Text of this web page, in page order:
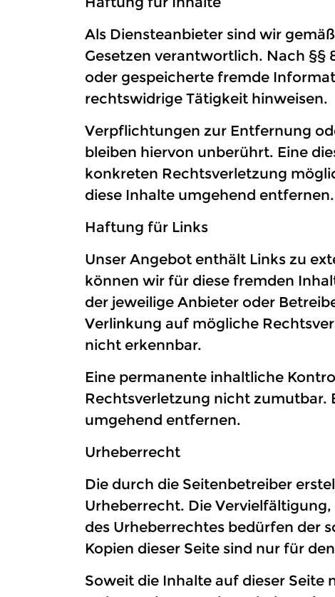
Als Diensteanbieter sind wir
Gesetzen verantwortlich. Nach §§
oder gespeicherte fremde
rechtswidrige Tätigkeit hinweisen.
Verpflichtungen zur Entfernung
bleiben hiervon unberührt. Eine
konkreten Rechtsverletzung
diese Inhalte umgehend entfernen.
Haftung für Links
Unser Angebot enthält Links zu
können wir für diese fremden
der jeweilige Anbieter oder
Verlinkung auf mögliche
nicht erkennbar.
Eine permanente inhaltliche
Rechtsverletzung nicht zumutbar.
umgehend entfernen.
Urheberrecht
Die durch die Seitenbetreiber
Urheberrecht. Die
des Urheberrechtes bedürfen der
Kopien dieser Seite sind nur für
Soweit die Inhalte auf dieser